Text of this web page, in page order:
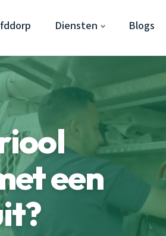
Diensten Blogs
een